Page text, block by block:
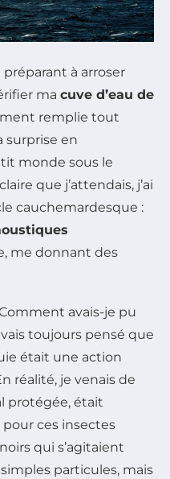
à arroser
ma cuve d’eau de
remplie tout
surprise en
monde sous le
que j’attendais, j’ai
cauchemardesque :
me donnant des
avais-je pu
toujours pensé que
était une action
réalité, je venais de
protégée, était
ces insectes
qui s’agitaient
particules, mais